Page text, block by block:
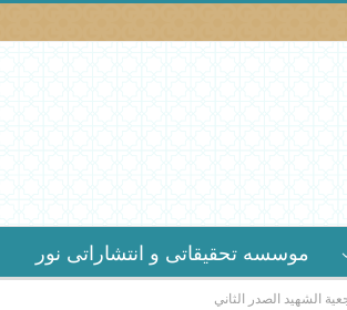
موسسه تحقیقاتى و انتشاراتى نور
الشهيد الصدر الثاني